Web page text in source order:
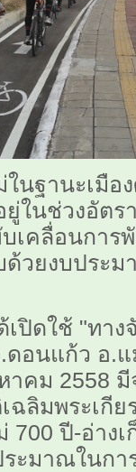
นะเมืองศู
ในช่วงอัตร
เคลื่อนการ
ด้วยงบประ
ช้ "ทางจั
อนแก้ว อ.
าคม 2558
ลิมพระเกี
ปี-อ่าง
ะมาณในก